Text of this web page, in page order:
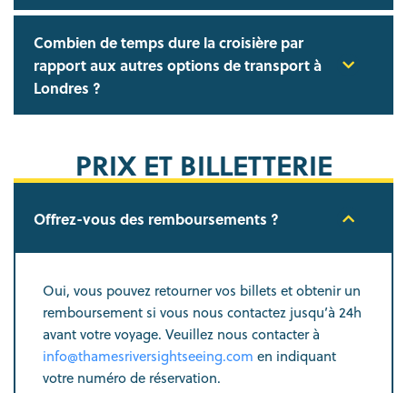
Combien de temps dure la croisière par
rapport aux autres options de transport à
Londres ?
PRIX ET BILLETTERIE
Offrez-vous des remboursements ?
Oui, vous pouvez retourner vos billets et obtenir un
remboursement si vous nous contactez jusqu’à 24h
avant votre voyage. Veuillez nous contacter à
info@thamesriversightseeing.com en indiquant
votre numéro de réservation.